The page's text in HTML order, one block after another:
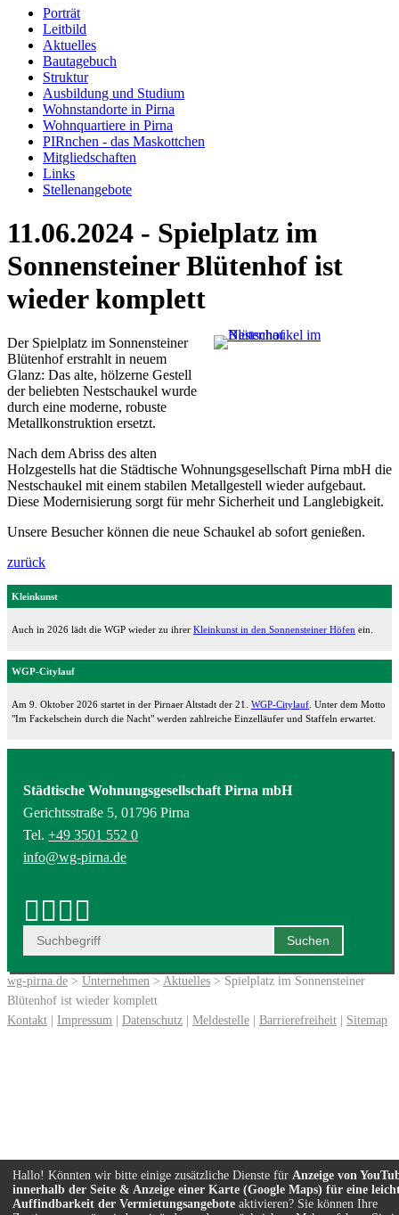
Porträt
Leitbild
Aktuelles
Bautagebuch
Struktur
Ausbildung und Studium
Wohnstandorte in Pirna
Wohnquartiere in Pirna
PIRnchen - das Maskottchen
Mitgliedschaften
Links
Stellenangebote
11.06.2024 - Spielplatz im
Sonnensteiner Blütenhof ist
wieder komplett
Der Spielplatz im Sonnensteiner
Blütenhof erstrahlt in neuem
Glanz: Das alte, hölzerne Gestell
der beliebten Nestschaukel wurde
durch eine moderne, robuste
Metallkonstruktion ersetzt.
Nach dem Abriss des alten
Holzgestells hat die Städtische Wohnungsgesellschaft Pirna mbH die
Nestschaukel mit einem stabilen Metallgestell wieder aufgebaut.
Diese Modernisierung sorgt für mehr Sicherheit und Langlebigkeit.
Unsere Besucher können die neue Schaukel ab sofort genießen.
zurück
Kleinkunst
Auch in 2026 lädt die WGP wieder zu ihrer Kleinkunst in den Sonnensteiner Höfen ein.
WGP-Citylauf
Am 9. Oktober 2026 startet in der Pirnaer Altstadt der 21. WGP-Citylauf . Unter dem Motto
"Im Fackelschein durch die Nacht" werden zahlreiche Einzelläufer und Staffeln erwartet.
Städtische Wohnungsgesellschaft Pirna mbH
Gerichtsstraße 5, 01796 Pirna
Tel. +49 3501 552 0
info@wg-pirna.de
wg-pirna.de > Unternehmen > Aktuelles > Spielplatz im Sonnensteiner
Blütenhof ist wieder komplett
Kontakt | Impressum | Datenschutz | Meldestelle | Barrierefreiheit | Sitemap
Hallo! Könnten wir bitte einige zusätzliche Dienste für Anzeige von
innerhalb der Seite & Anzeige einer Karte (Google Maps) für eine
Auffindbarkeit der Vermietungsangebote aktivieren? Sie können Ihre